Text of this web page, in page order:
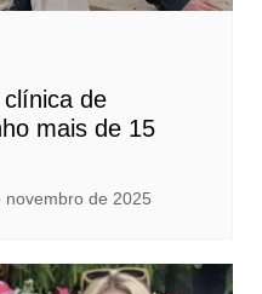
clínica de
mais de 15
novembro de 2025